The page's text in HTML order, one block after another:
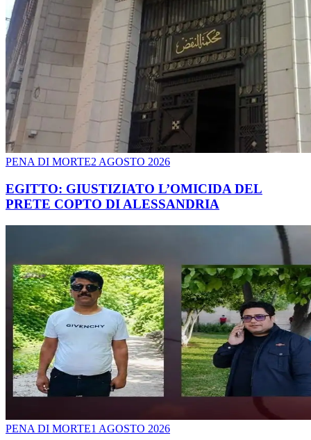
PENA DI MORTE2 AGOSTO 2026
EGITTO: GIUSTIZIATO L’OMICIDA DEL
PRETE COPTO DI ALESSANDRIA
PENA DI MORTE1 AGOSTO 2026